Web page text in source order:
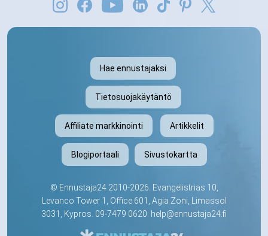
Hae ennustajaksi
Tietosuojakäytäntö
Affiliate markkinointi Artikkelit
Blogiportaali Sivustokartta
© Ennustaja242010-2026. Evangelistrias 10,
Levanco Tower 1, Office 601, Agia Zoni, Limassol
3031, Kypros. 09-7479 0620 help@ennustaja24.fi